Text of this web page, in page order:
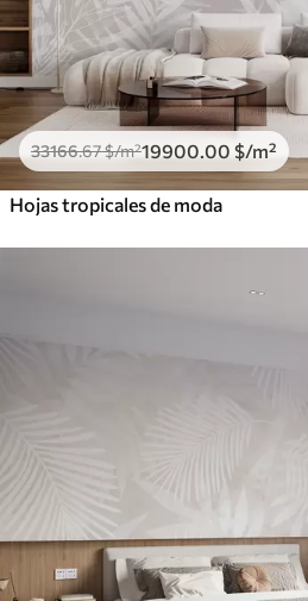
33166.67$/m²19900 .00 $/m²
Hojas tropicales de moda